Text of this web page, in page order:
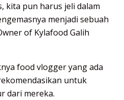
kita pun harus jeli dalam
menjadi sebuah
of Kylafood Galih
food vlogger yang ada
untuk
dari mereka.